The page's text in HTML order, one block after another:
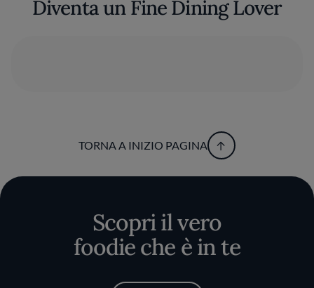
Diventa un Fine Dining Lover
TORNA A INIZIO PAGINA
Scopri il vero
foodie che è in te